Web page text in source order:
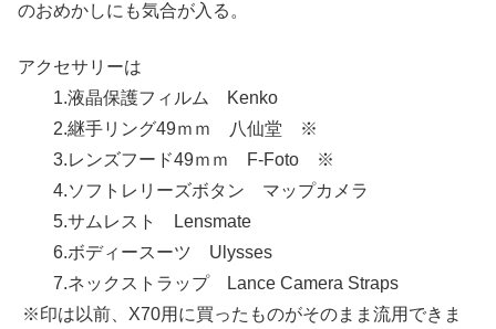
のおめかしにも気合が入る。
アクセサリーは
1.液晶保護フィルム Kenko
2.継手リング49ｍｍ 八仙堂 ※
3.レンズフード49ｍｍ F-Foto ※
4.ソフトレリーズボタン マップカメラ
5.サムレスト Lensmate
6.ボディースーツ Ulysses
7.ネックストラップ Lance Camera Straps
※印は以前、X70用に買ったものがそのまま流用できま